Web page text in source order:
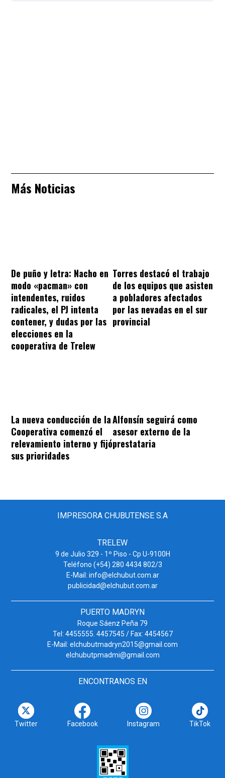
Más Noticias
De puño y letra: Nacho en
modo «pacman» con
intendentes, ruidos
radicales, el PJ intenta
contener, y dudas por las
elecciones en la
cooperativa de Trelew
Torres destacó el trabajo
de los equipos que asisten
a pobladores afectados
por las nevadas en el sur
provincial
La nueva conducción de la
Cooperativa comenzó el
relevamiento interno y fijó
sus prioridades
Alfonsín seguirá como
asesor externo de la
prestataria
IMPRESORA CHUBUTENSE S.A
TRELEW
9 de Julio 329 - 1º Piso - Cp U-9100H
Teléfono (+54) 280 4434 802/3
E-Mail: info@elchubut.com.ar
publicidad@elchubut.com.ar
PUERTO MADRYN
Roque Sáenz Peña 79
Tel: 4455555. 4457545 / Fax: 4454567
E-Mail: elchubutmadryn2015@gmail.com
elchubutpmadmi@gmail.com
ENCONTRANOS EN
Twitter Facebook Instagram TikTok